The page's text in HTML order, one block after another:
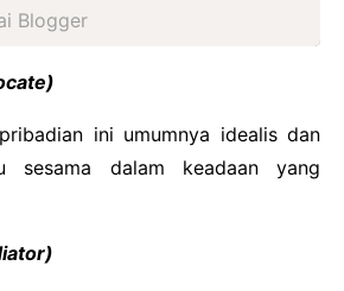
Blogger
ini umumnya idealis dan
sesama dalam keadaan yang